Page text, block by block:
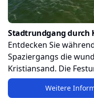
Stadtrundgang durch
Entdecken Sie
Spaziergangs die
Kristiansand. Die
die traditionellen
Kathedrale der Stadt
Weitere